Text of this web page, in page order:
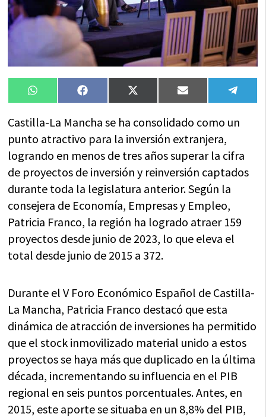
Compartir
en
WhatsAppCompartir
en
FacebookCompartir
en
X
(Twitter)
Compartir
en
Email
en
Castilla-La Mancha se ha consolidado como un
punto atractivo para la inversión extranjera,
logrando en menos de tres años superar la cifra
de proyectos de inversión y reinversión captados
durante toda la legislatura anterior. Según la
consejera de Economía, Empresas y Empleo,
Patricia Franco, la región ha logrado atraer 159
proyectos desde junio de 2023, lo que eleva el
total desde junio de 2015 a 372.
Durante el V Foro Económico Español de Castilla-
La Mancha, Patricia Franco destacó que esta
dinámica de atracción de inversiones ha permitido
que el stock inmovilizado material unido a estos
proyectos se haya más que duplicado en la última
década, incrementando su influencia en el PIB
regional en seis puntos porcentuales. Antes, en
2015, este aporte se situaba en un 8,8% del PIB,